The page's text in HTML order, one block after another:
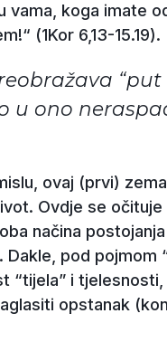
vama, koga imate
(1Kor 6,13-15.19).
u ono
ovaj (prvi)
Ovdje se
načina
Dakle, pod
“tijela” i
opstanak